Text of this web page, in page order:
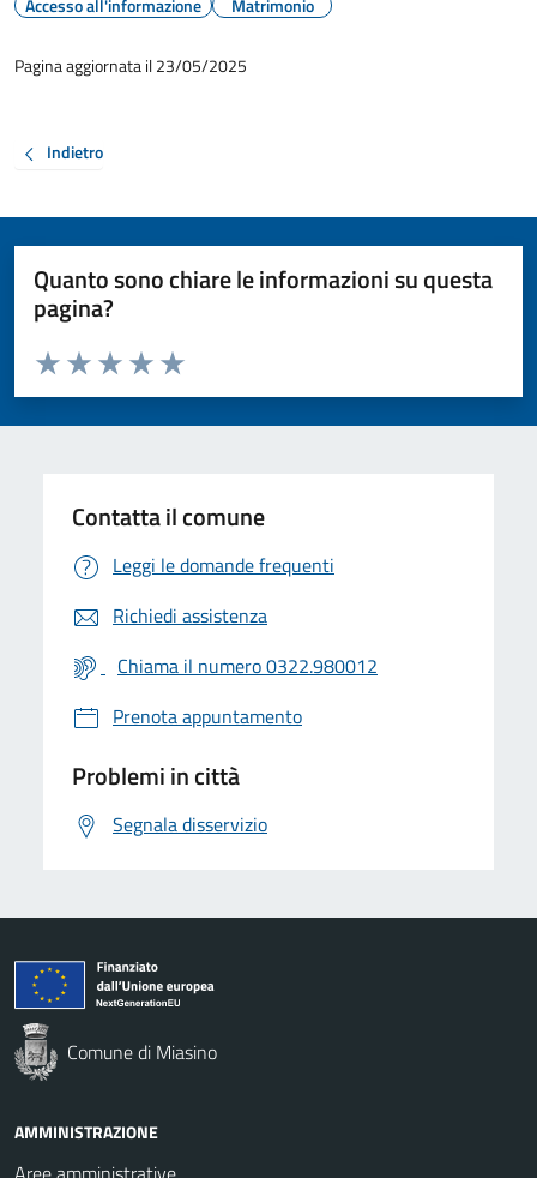
Accesso all'informazione Matrimonio
Pagina aggiornata il 23/05/2025
Indietro
Quanto sono chiare le informazioni su questa
pagina?
Valuta da 1 a 5 stelle la pagina
Valuta 5 stelle su 5
Valuta 4 stelle su 5
Valuta 3 stelle su 5
Valuta 2 stelle su 5
Valuta 1 stelle su 5
Contatta il comune
Leggi le domande frequenti
Richiedi assistenza
Chiama il numero 0322.980012
Prenota appuntamento
Problemi in città
Segnala disservizio
Comune di Miasino
AMMINISTRAZIONE